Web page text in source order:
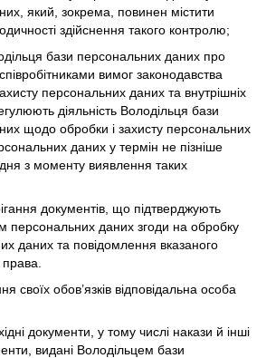
який, зокрема, повинен містити
здійснення такого контролю;
бази персональних даних про
вимог законодавства
персональних даних та внутрішніх
діяльність Володільця бази
щодо обробки і захисту персональних
даних у термін не пізніше
з моменту виявлення таких
документів, що підтверджують
персональних даних згоди на обробку
даних та повідомлення вказаного
права.
своїх обов’язків відповідальна особа
документи, у тому числі накази й інші
видані Володільцем бази